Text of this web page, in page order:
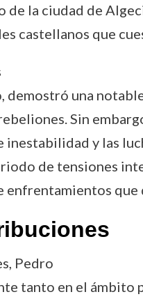
de la ciudad de
castellanos que
demostró una
Sin
inestabilidad y las
de tensiones
enfrentamientos
Pedro
tanto en el ámbito